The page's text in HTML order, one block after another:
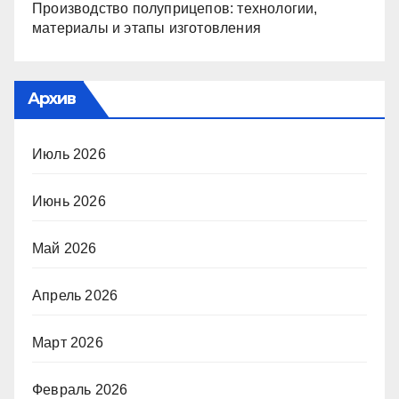
Производство полуприцепов: технологии,
материалы и этапы изготовления
Архив
Июль 2026
Июнь 2026
Май 2026
Апрель 2026
Март 2026
Февраль 2026